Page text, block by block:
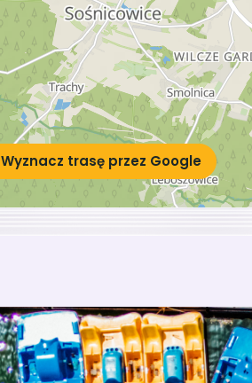
Wyznacz trasę przez Google